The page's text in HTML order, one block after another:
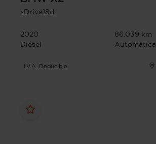
sDrive18d
2020
86.039 km
Diésel
Automática
I.V.A. Deducible